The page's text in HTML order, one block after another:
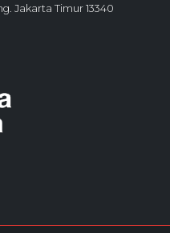
Jakarta Timur 13340